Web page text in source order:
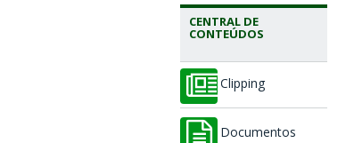
CENTRAL DE
CONTEÚDOS
Clipping
Documentos